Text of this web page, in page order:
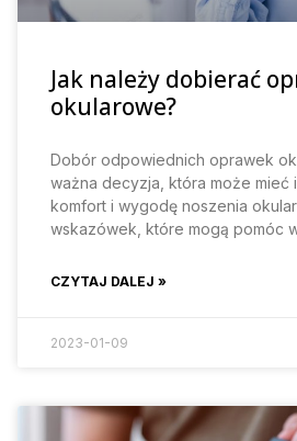
Jak należy dobierać
okularowe?
Dobór odpowiednich oprawek
ważna decyzja, która może mieć
komfort i wygodę noszenia
wskazówek, które mogą pomóc
CZYTAJ DALEJ »
2023-01-09